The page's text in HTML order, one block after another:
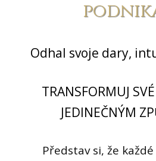
Odhal svoje dary,
TRANSFORMUJ
JEDINEČNÝM
Představ si, že